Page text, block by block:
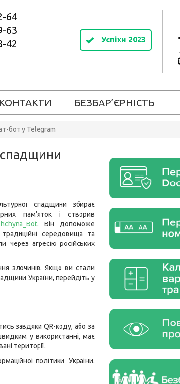
64
63
42
Успіхи 2023
КОНТАКТИ БЕЗБАР’ЄРНІСТЬ
бот у Telegram
спадщини
спадщини збирає
пам’яток і створив
. Він допоможе
середовища та
через агресію російських
злочинів. Якщо ви стали
України, перейдіть у
завдяки QR-коду, або за
у використанні, має
території.
політики України.